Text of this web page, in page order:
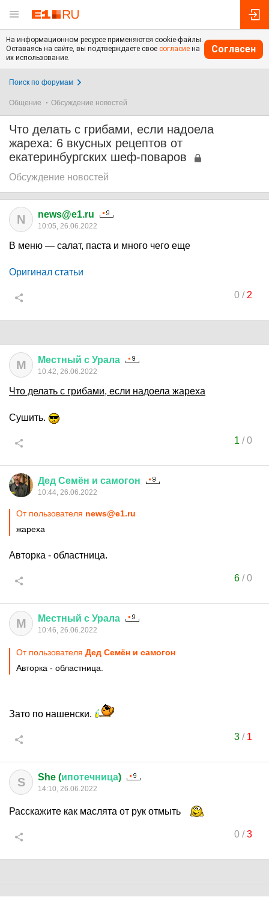
На информационном ресурсе применяются cookie-файлы.
Оставаясь на сайте, вы подтверждаете свое согласие на
их использование.
Согласен
Поиск по форумам
Общение Обсуждение новостей
Что делать с грибами, если надоела
жареха: 6 вкусных рецептов от
екатеринбургских шеф-поваров
Обсуждение новостей
N news@e1.ru
10:05, 26.06.2022
В меню — салат, паста и много чего еще
Оригинал статьи
0/ 2
М Местный с Урала
10:42, 26.06.2022
Что делать с грибами, если надоела жареха
Сушить.
1 /0
Дед Семён и самогон
10:44, 26.06.2022
От пользователя news@e1.ru
жареха
Авторка - областница.
6/0
М Местный с Урала
10:46, 26.06.2022
От пользователя Дед Семён и самогон
Авторка - областница.
Зато по нашенски.
3/ 1
S She (ипотечница)
14:10, 26.06.2022
Расскажите как маслята от рук отмыть
0/3